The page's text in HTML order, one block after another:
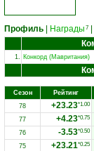
Профиль Награды 7
1. Конкорд (Мавритания)
Сезон Рейтинг
78
+23.23*1.00
77
+4.23*0.75
76
-3.53*0.50
75
+23.21*0.25